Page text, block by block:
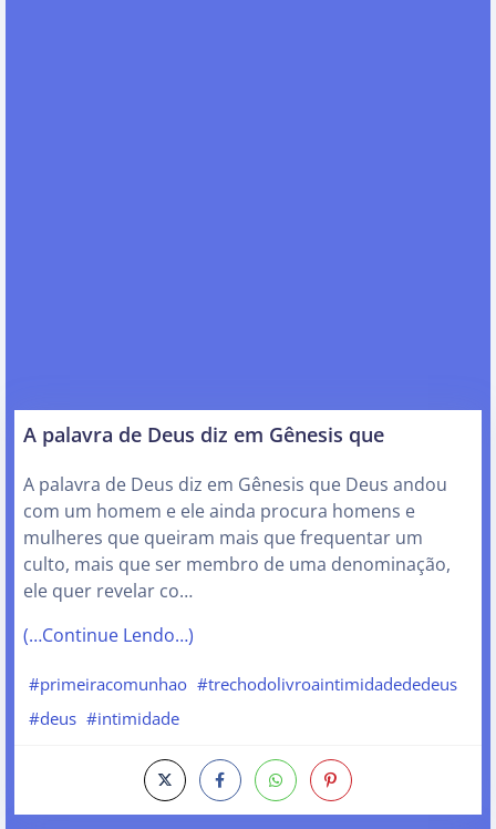
A palavra de Deus diz em Gênesis que
A palavra de Deus diz em Gênesis que Deus andou
com um homem e ele ainda procura homens e
mulheres que queiram mais que frequentar um
culto, mais que ser membro de uma denominação,
ele quer revelar co…
(…Continue Lendo…)
#primeiracomunhao #trechodolivroaintimidadededeus
#deus #intimidade